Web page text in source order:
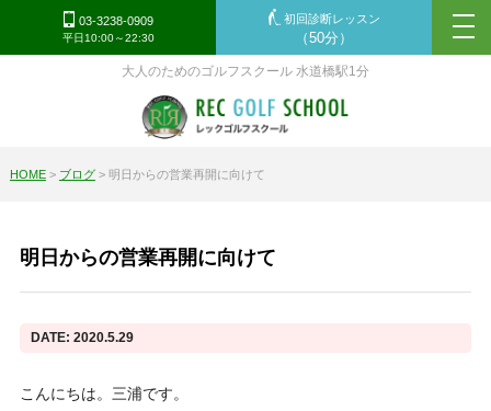
大人のためのゴルフスクール 水道橋駅1分
03-3238-0909
平日10:00～22:30
初回診断レッスン
（50分）
HOME> ブログ> 明日からの営業再開に向けて
明日からの営業再開に向けて
DATE: 2020.5.29
こんにちは。三浦です。